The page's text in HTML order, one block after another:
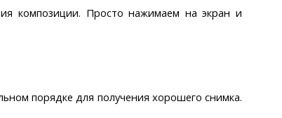
композиции. Просто нажимаем на экран и
порядке для получения хорошего снимка.